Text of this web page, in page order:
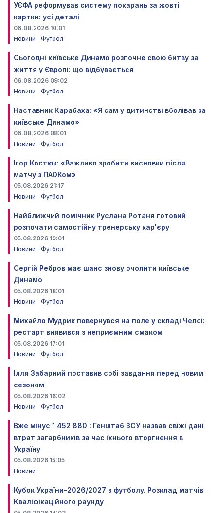
УЄФА реформував систему покарань за жовті
картки: усі деталі
06.08.2026 10:01
Новини
Футбол
Сьогодні київське Динамо розпочне свою битву за
життя у Європі: що відбувається
06.08.2026 09:02
Новини
Футбол
Наставник Карабаха: «Я сам у дитинстві вболівав за
київське Динамо»
06.08.2026 08:01
Новини
Футбол
Ігор Костюк: «Важливо зробити висновки після
матчу з ПАОКом»
05.08.2026 21:17
Новини
Футбол
Найближчий помічник Руслана Ротаня готовий
розпочати самостійну тренерську кар'єру
05.08.2026 19:01
Новини
Футбол
Сергій Ребров має шанс знову очолити київське
Динамо
05.08.2026 18:01
Новини
Футбол
Михайло Мудрик повернувся на поле у складі Челсі:
рестарт виявився з неприємним смаком
05.08.2026 17:01
Новини
Футбол
Ілля Забарний поставив собі завдання перед новим
сезоном
05.08.2026 16:02
Новини
Футбол
Вже мінус 1 452 880 : Генштаб ЗСУ назвав свіжі дані
втрат загарбників за час їхнього вторгнення в
Україну
05.08.2026 15:05
Новини
Кубок України-2026/2027 з футболу. Розклад матчів
Кваліфікаційного раунду